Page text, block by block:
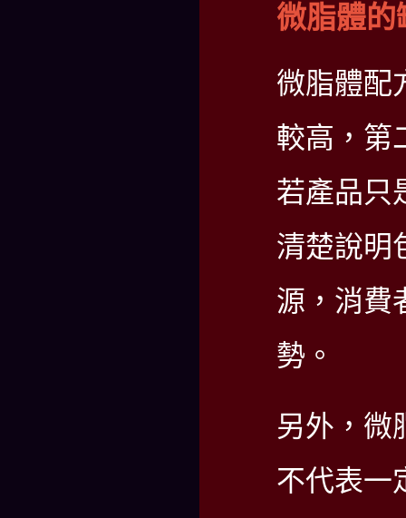
微脂體的
微脂體配
較高，第
若產品只
清楚說明
源，消費
勢。
另外，微
不代表一